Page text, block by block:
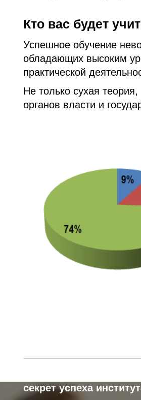
Кто вас будет
Успешное обучение
обладающих высоким
практической
Не только сухая
органов власти и
секрет успеха